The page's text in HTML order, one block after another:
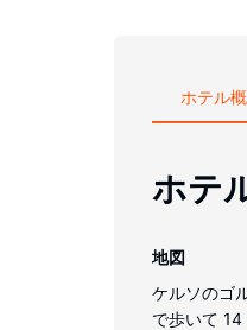
ホテル
ホテ
地図
ケルソのゴ
で歩いて